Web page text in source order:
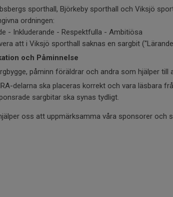
sporthall, Björkeby sporthall och Viksjö
ordningen:
- Inkluderande - Respektfulla - Ambitiösa
att i Viksjö sporthall saknas en sargbit
och Påminnelse
påminn föräldrar och andra som hjälper till
delarna ska placeras korrekt och vara läsbara
sargbitar ska synas tydligt.
oss att uppmärksamma våra sponsorer och